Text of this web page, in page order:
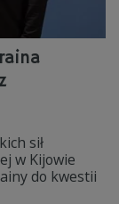
sił
w Kijowie
do kwestii